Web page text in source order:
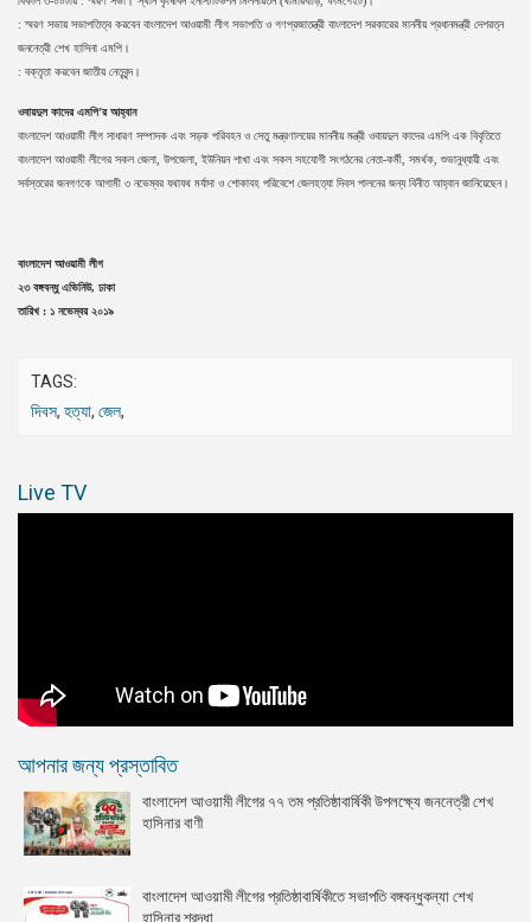
: স্মরণ সভায় সভাপতিত্ব করবেন বাংলাদেশ আওয়ামী লীগ সভাপতি ও গণপ্রজাতন্ত্রী বাংলাদেশ সরকারের মাননীয় প্রধানমন্ত্রী দেশরত্ন
জননেত্রী শেখ হাসিনা এমপি।
: বক্তৃতা করবেন জাতীয় নেতৃবৃন্দ।
ওবায়দুল কাদের এমপি’র আহ্বান
বাংলাদেশ আওয়ামী লীগ সাধারণ সম্পাদক এবং সড়ক পরিবহন ও সেতু মন্ত্রণালয়ের মাননীয় মন্ত্রী ওবায়দুল কাদের এমপি এক বিবৃতিতে
বাংলাদেশ আওয়ামী লীগের সকল জেলা, উপজেলা, ইউনিয়ন শাখা এবং সকল সহযোগী সংগঠনের নেতা-কর্মী, সমর্থক, শুভানুধ্যায়ী এবং
সর্বস্তরের জনগণকে আগামী ৩ নভেম্বর যথাযথ মর্যাদা ও শোকাবহ পরিবেশে জেলহত্যা দিবস পালনের জন্য বিনীত আহ্বান জানিয়েছেন।
বাংলাদেশ আওয়ামী লীগ
২৩ বঙ্গবন্ধু এভিনিউ, ঢাকা
তারিখ : ১ নভেম্বর ২০১৯
TAGS:
দিবস, হত্যা, জেল,
Live TV
আপনার জন্য প্রস্তাবিত
বাংলাদেশ আওয়ামী লীগের ৭৭ তম প্রতিষ্ঠাবার্ষিকী উপলক্ষ্যে জননেত্রী শেখ
হাসিনার বাণী
বাংলাদেশ আওয়ামী লীগের প্রতিষ্ঠাবার্ষিকীতে সভাপতি বঙ্গবন্ধুকন্যা শেখ
হাসিনার শ্রদ্ধা